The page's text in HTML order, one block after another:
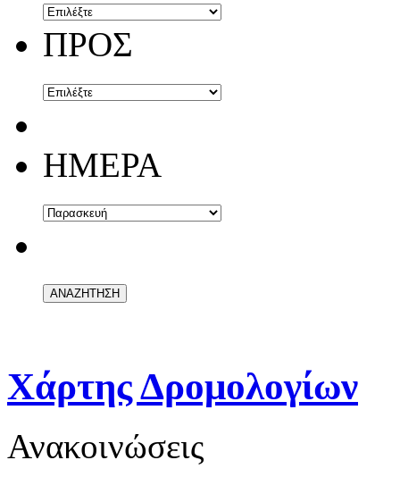
ΠΡΟΣ
ΗΜΕΡΑ
Χάρτης Δρομολογίων
Ανακοινώσεις